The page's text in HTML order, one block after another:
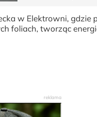
w Elektrowni, gdzie
foliach, tworząc